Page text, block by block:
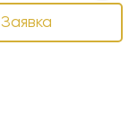
Заявка